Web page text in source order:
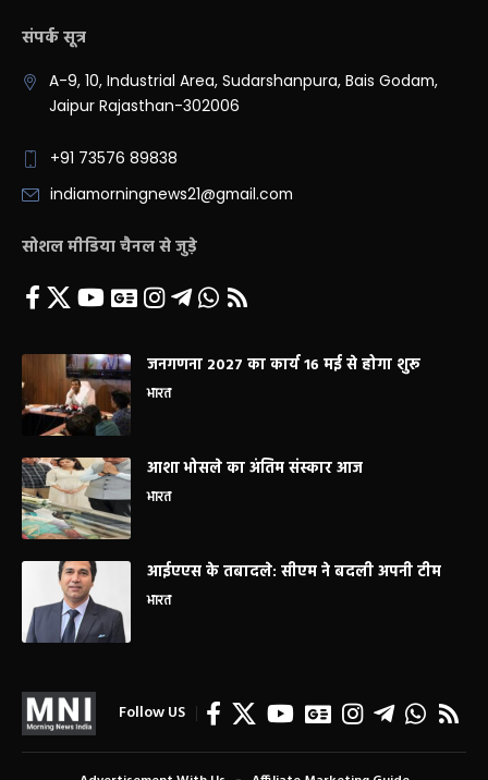
संपर्क सूत्र
A-9, 10, Industrial Area, Sudarshanpura, Bais Godam,
Jaipur Rajasthan-302006
+91 73576 89838
indiamorningnews21@gmail.com
सोशल मीडिया चैनल से जुड़े
जनगणना 2027 का कार्य 16 मई से होगा शुरू
भारत
आशा भोसले का अंतिम संस्कार आज
भारत
आईएएस के तबादले: सीएम ने बदली अपनी टीम
भारत
Follow US